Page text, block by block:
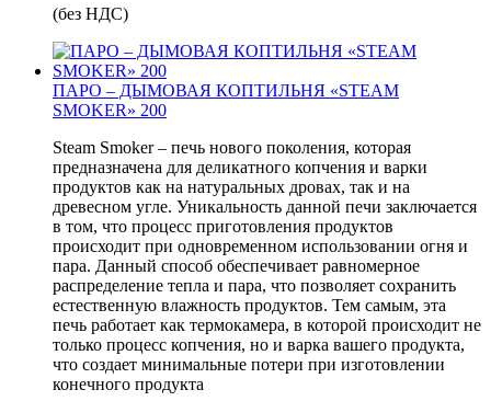
(без НДС)
ПАРО – ДЫМОВАЯ КОПТИЛЬНЯ «STEAM
SMOKER» 200
Steam Smoker – печь нового поколения, которая
предназначена для деликатного копчения и варки
продуктов как на натуральных дровах, так и на
древесном угле. Уникальность данной печи заключается
в том, что процесс приготовления продуктов
происходит при одновременном использовании огня и
пара. Данный способ обеспечивает равномерное
распределение тепла и пара, что позволяет сохранить
естественную влажность продуктов. Тем самым, эта
печь работает как термокамера, в которой происходит не
только процесс копчения, но и варка вашего продукта,
что создает минимальные потери при изготовлении
конечного продукта